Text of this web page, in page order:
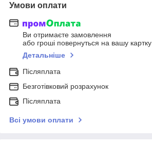
Умови оплати
Ви отримаєте замовлення
або гроші повернуться на вашу картку
Детальніше
Післяплата
Безготівковий розрахунок
Післяплата
Всі умови оплати